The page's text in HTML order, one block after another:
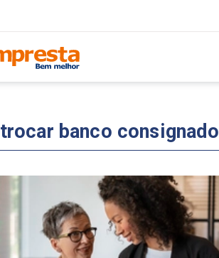
trocar banco consignado